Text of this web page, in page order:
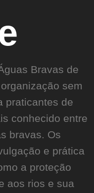
Bravas de
sem
praticantes de
conhecido entre
bravas. Os
e prática
a proteção
aos rios e sua